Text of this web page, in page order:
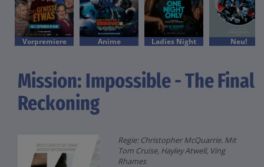
Vorpremiere Anime Ladies Night Neu!
Mission: Impossible - The Final
Reckoning
Regie: Christopher McQuarrie. Mit
Tom Cruise, Hayley Atwell, Ving
Rhames